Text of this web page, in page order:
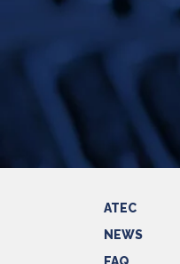
ATEC
NEWS